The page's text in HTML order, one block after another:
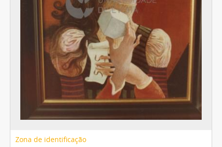
Zona de identificação